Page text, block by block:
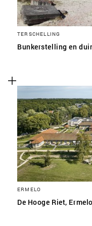
TERSCHELLING
Bunkerstelling en
ERMELO
De Hooge Riet, Ermelo